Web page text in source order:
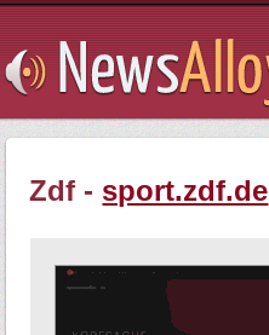
Zdf - sport.zdf.de